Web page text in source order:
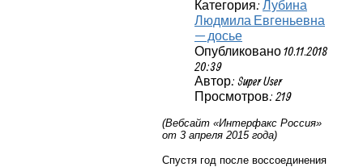
Категория: Лубина
Людмила Евгеньевна
— досье
Опубликовано 10.11.2018
20:39
Автор: Super User
Просмотров: 219
(Вебсайт «Интерфакс Россия»
от 3 апреля 2015 года)
Спустя год после воссоединения